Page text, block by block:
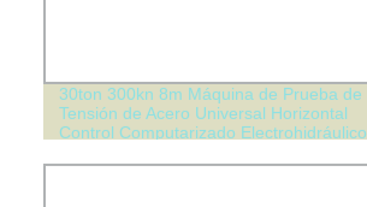
30ton 300kn 8m Máquina de Prueba de
Tensión de Acero Universal Horizontal
Control Computarizado Electrohidráulico
Alambre